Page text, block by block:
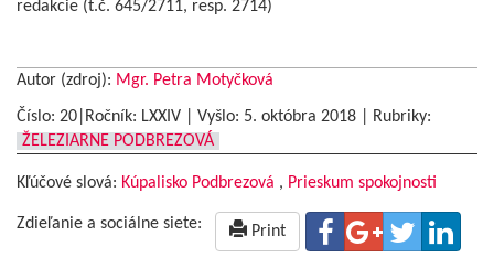
redakcie (t.č. 645/2711, resp. 2714)
Autor (zdroj): Mgr. Petra Motyčková
Číslo: 20|Ročník: LXXIV | Vyšlo: 5. októbra 2018
Rubriky:
ŽELEZIARNE PODBREZOVÁ
Kľúčové slová: Kúpalisko Podbrezová , Prieskum spokojnosti
Zdieľanie a sociálne siete: Print